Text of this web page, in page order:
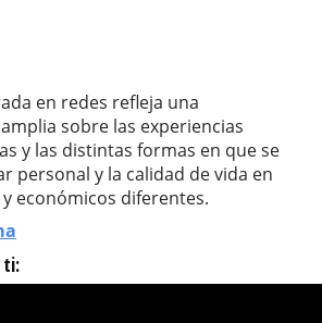
en redes refleja una
sobre las experiencias
y las distintas formas en que se
personal y la calidad de vida en
económicos diferentes.
ti: